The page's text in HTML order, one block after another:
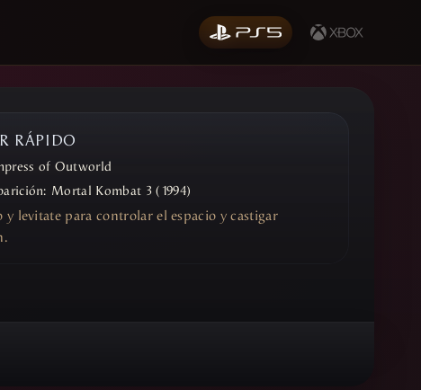
RÁPIDO
of Outworld
Mortal Kombat 3 (1994)
y levitate para controlar el espacio y castigar